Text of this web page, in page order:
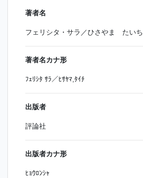
著者名
フェリシタ・サラ／ひさやま たいち
著者名カナ形
ﾌｪﾘｼﾀ ｻﾗ／ﾋｻﾔﾏ,ﾀｲﾁ
出版者
評論社
出版者カナ形
ﾋｮｳﾛﾝｼｬ